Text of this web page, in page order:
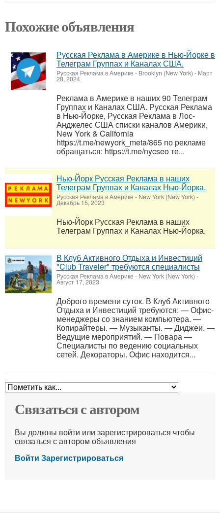
Похожие объявления
Русская Реклама в Америке в Нью-Йорке в
Телеграм Группах и Каналах США.
Русская Реклама в Америке - Brooklyn (New York) - Март
28, 2024
Реклама в Америке в наших 90 Телеграм
Группах и Каналах США. Русская Реклама
в Нью-Йорке, Русская Реклама в Лос-
Анджелес США списки каналов Америки,
New York & California
https://t.me/newyork_meta/865 по рекламе
обращаться: https://t.me/nycseo те...
Нью-Йорк Русская Реклама в наших
Телеграм Группах и Каналах Нью-Йорка.
Русская Реклама в Америке - New York (New York) -
Декабрь 15, 2023
Нью-Йорк Русская Реклама в наших
Телеграм Группах и Каналах Нью-Йорка.
В Клуб Активного Отдыха и Инвестиций
"Club Traveler" требуются специалисты
Русская Реклама в Америке - New York (New York) -
Август 17, 2023
Доброго времени суток. В Клуб Активного
Отдыха и Инвестиций требуются: — Офис-
менеджеры со знанием компьютера. —
Копирайтеры. — Музыканты. — Диджеи. —
Ведущие мероприятий. — Повара —
Специалисты по ведению социальных
сетей. Декораторы. Офис находится...
Связаться с автором
Вы должны войти или зарегистрироваться чтобы
связаться с автором объявления
Войти Зарегистрироваться